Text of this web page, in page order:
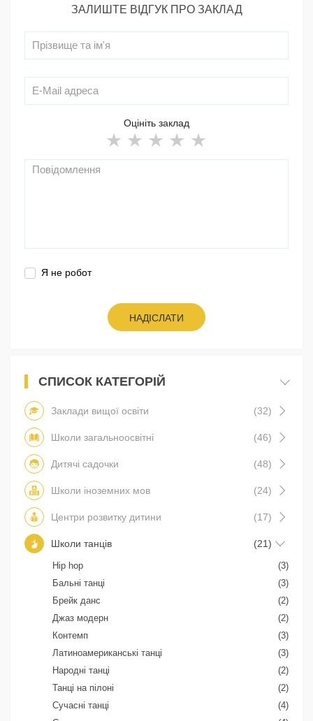
ЗАЛИШТЕ ВІДГУК ПРО ЗАКЛАД
Оцініть заклад
Я не робот
НАДІСЛАТИ
СПИСОК КАТЕГОРІЙ
Заклади вищої освіти (32)
Школи загальноосвітні (46)
Дитячі садочки (48)
Школи іноземних мов (24)
Центри розвитку дитини (17)
Школи танців (21)
Hip hop
(3)
Бальні танці
(3)
Брейк данс
(2)
Джаз модерн
(2)
Контемп
(3)
Латиноамериканські танці
(3)
Народні танці
(2)
Танці на пілоні
(2)
Сучасні танці
(4)